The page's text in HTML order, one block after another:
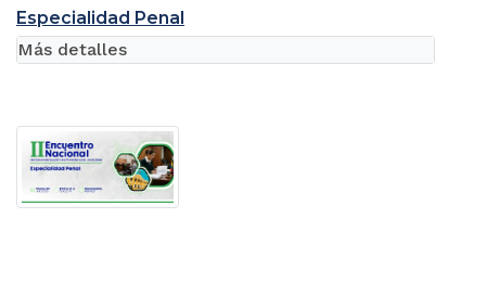
Especialidad Penal
Más detalles